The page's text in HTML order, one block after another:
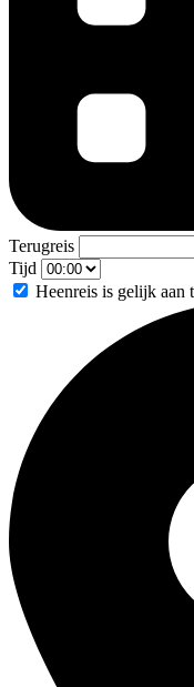
Terugreis
Tijd
Heenreis is gelijk aan